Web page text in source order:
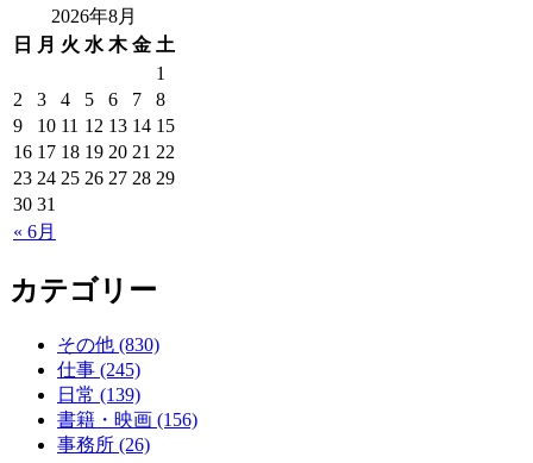
2026年8月
日
月 火 水 木 金 土
« 6月
1
2
3 4 5 6 7
8
9
10 11 12 13 14 15
16 17 18 19 20 21 22
23 24 25 26 27 28 29
30 31
カテゴリー
その他 (830)
仕事 (245)
日常 (139)
書籍・映画 (156)
事務所 (26)